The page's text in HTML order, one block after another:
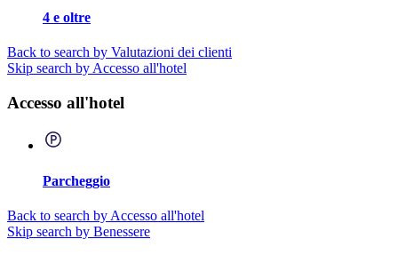
4 e oltre
Back to search by Valutazioni dei clienti
Skip search by Accesso all'hotel
Accesso all'hotel
Parcheggio
Back to search by Accesso all'hotel
Skip search by Benessere